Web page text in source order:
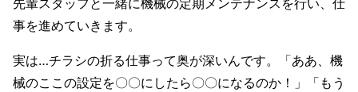
先輩スタッフと一緒に機械の定期メンテナンスを行い、仕
事を進めていきます。
実は…チラシの折る仕事って奥が深いんです。「ああ、機
械のここの設定を〇〇にしたら〇〇になるのか！」「もう